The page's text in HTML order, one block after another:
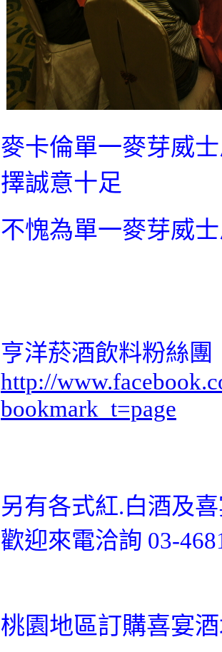
麥卡倫單一麥芽威
擇誠意十足
不愧為單一麥芽威
亨洋菸酒飲料粉絲團
http://
bookmark_t=page
另有各式紅.白酒及
歡迎來電洽詢 03-
桃園地區訂購喜宴